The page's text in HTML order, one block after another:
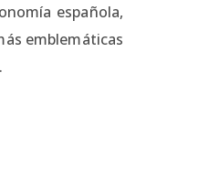
española,
emblemáticas